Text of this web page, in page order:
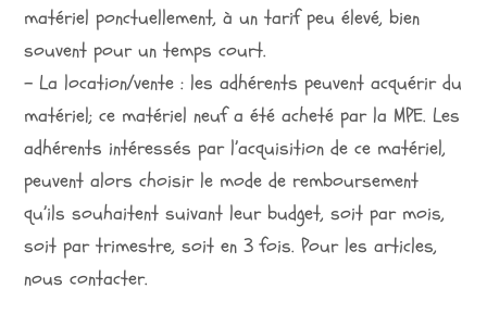
matériel ponctuellement, à un tarif peu élevé, bien
souvent pour un temps court.
– La location/vente : les adhérents peuvent acquérir du
matériel; ce matériel neuf a été acheté par la MPE. Les
adhérents intéressés par l’acquisition de ce matériel,
peuvent alors choisir le mode de remboursement
qu’ils souhaitent suivant leur budget, soit par mois,
soit par trimestre, soit en 3 fois. Pour les articles,
nous contacter.